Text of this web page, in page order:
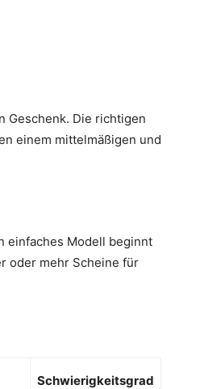
Geschenk. Die richtigen
einem mittelmäßigen und
einfaches Modell beginnt
oder mehr Scheine für
Schwierigkeitsgrad